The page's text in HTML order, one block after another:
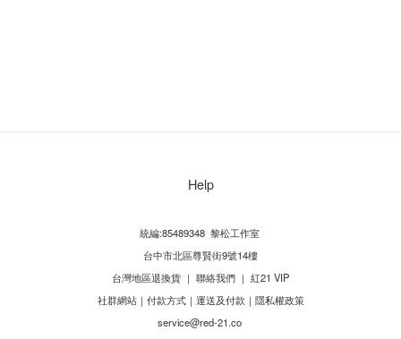
Help
統編:85489348 黎松工作室
台中市北區尊賢街9號14樓
台灣地區退換貨 ｜ 聯絡我們 ｜ 紅21 VIP
社群網站｜ 付款方式｜ 運送及付款 ｜ 隱私權政策
service@red-21.co